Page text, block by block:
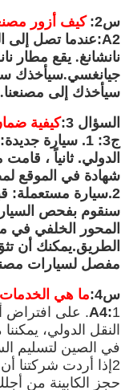
س2:
كيف أزور
A2: عندما تصل إلى
نانشانغ. يقع مطار
جيانغسي.سيأخذك
سيأخذك إلى مصنعنا.
السؤال 3:
كيفية
ج3: 1. سيارة
الدولي. ثانياً ،
شهادة في الموقع
2.سيارة مستعملة:
سنقوم بفحص
المحور الخلفي في
الطريق.يمكنك أن
مفصل لسيارات
س4:
ما هي الخدمات
A4:1. على افتراض
النقل الدولي،
في الصين لتسليم
2إذا أردت شركتنا
حجز الكابينة من